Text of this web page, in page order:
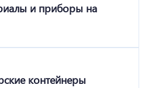
и приборы на
контейнеры